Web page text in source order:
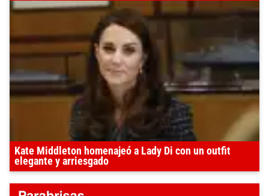
Kate Middleton homenajeó a Lady Di con un outfit
elegante y arriesgado